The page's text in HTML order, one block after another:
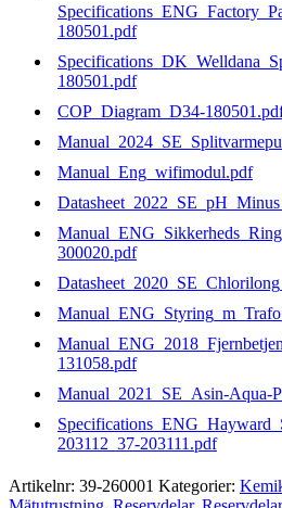
180501.pdf
180501.pdf
COP_Diagram_D34-
Manual_Eng_wifimodul.pdf
300020.pdf
131058.pdf
Manual_2021_SE_Asin-Aqua-
203112_37-203111.pdf
Artikelnr: 39-260001 Kategorier: